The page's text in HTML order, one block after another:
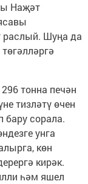
Наҗәт
раслый. Шуңа да
тонна печән
тизләтү өчен
бару сорала.
унга
көн
кирәк.
һәм яшел